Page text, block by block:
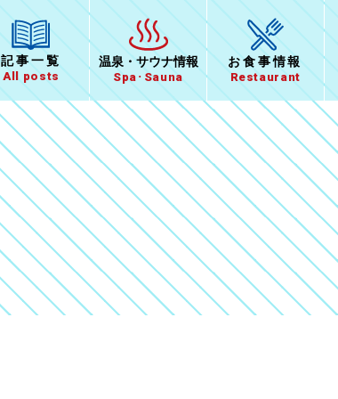
記事一覧
All posts
温泉・ サウナ情報
Spa･Sauna
お食事情報
Restaurant